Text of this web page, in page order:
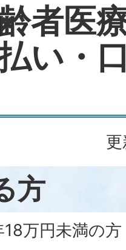
者医
い・
方
万円未満の方